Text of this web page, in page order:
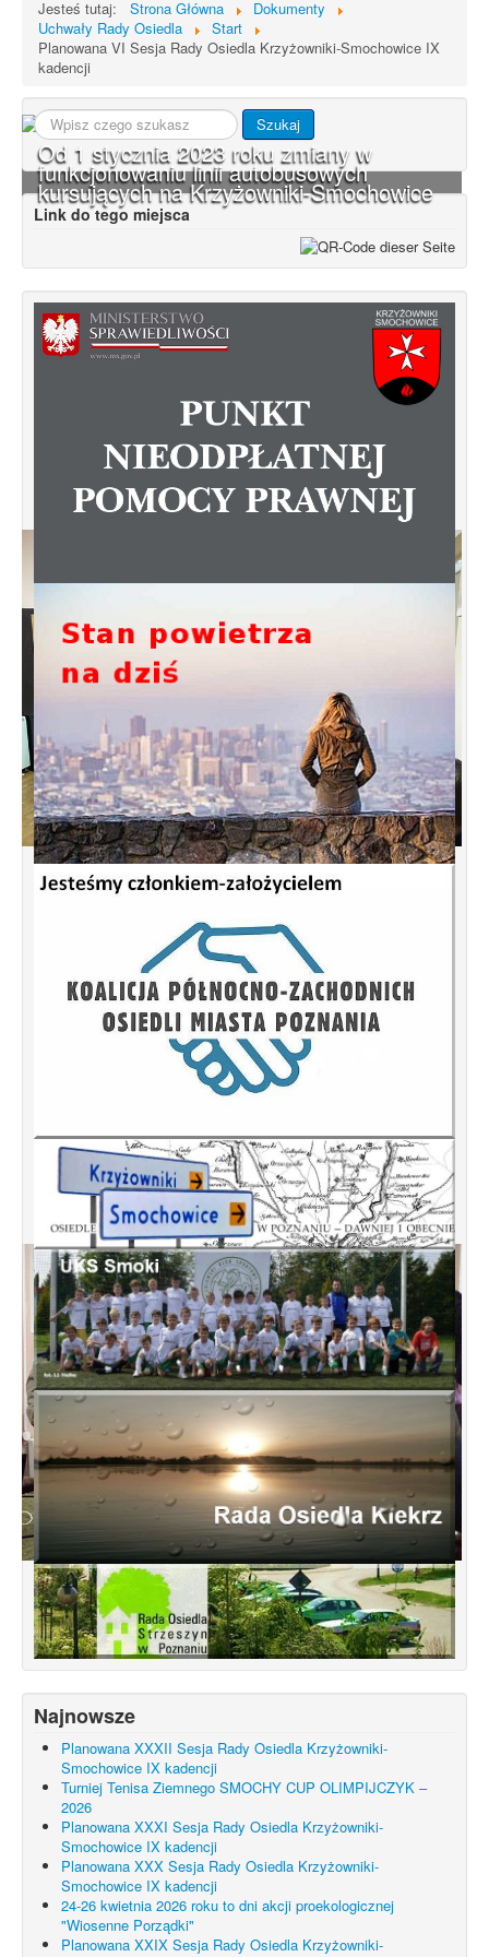
Od 1 stycznia 2023 roku zmiany w
funkcjonowaniu linii autobusowych
kursujących na Krzyżowniki-Smochowice
Spotkanie informacyjne w sprawie
budowy ulic Łebska, Łagowska,
Konsultacje dotyczące terenu
Smochowice Południe w rejonie ulic
położonych pomiędzy Wejherowską,
Starogardzką, Pniewską, Pelplińską.
Jesteś tutaj: Strona Główna
Dokumenty
Uchwały Rady Osiedla
Start
Planowana VI Sesja Rady Osiedla Krzyżowniki-Smochowice IX
kadencji
Szukaj... Szukaj
Link do tego miejsca
Najnowsze
Planowana XXXII Sesja Rady Osiedla Krzyżowniki-
Smochowice IX kadencji
Turniej Tenisa Ziemnego SMOCHY CUP OLIMPIJCZYK –
2026
Planowana XXXI Sesja Rady Osiedla Krzyżowniki-
Smochowice IX kadencji
Planowana XXX Sesja Rady Osiedla Krzyżowniki-
Smochowice IX kadencji
24-26 kwietnia 2026 roku to dni akcji proekologicznej
"Wiosenne Porządki"
Planowana XXIX Sesja Rady Osiedla Krzyżowniki-